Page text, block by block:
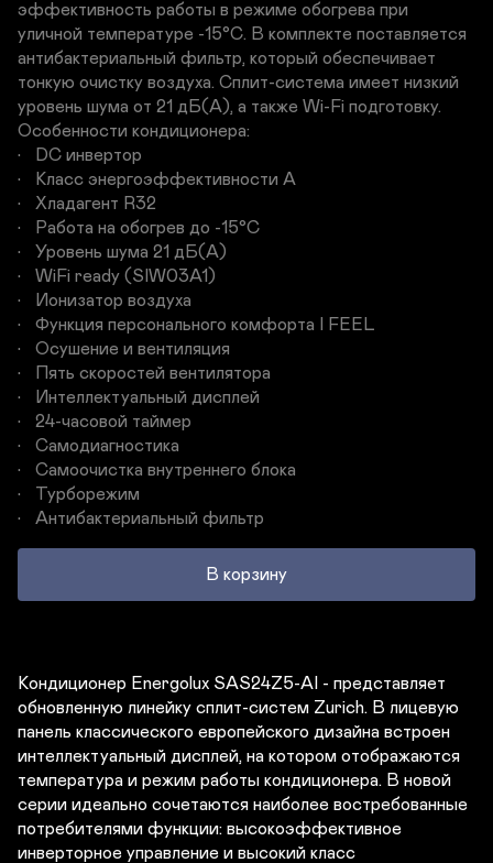
эффективность работы в режиме обогрева при
уличной температуре -15°С. В комплекте поставляется
антибактериальный фильтр, который обеспечивает
тонкую очистку воздуха. Сплит-система имеет низкий
уровень шума от 21 дБ(А), а также Wi-Fi подготовку.
Особенности кондиционера:
•	DC инвертор
•	Класс энергоэффективности A
•	Хладагент R32
•	Работа на обогрев до -15°C
•	Уровень шума 21 дБ(А)
•	WiFi ready (SIW03A1)
•	Ионизатор воздуха
•	Функция персонального комфорта I FEEL
•	Осушение и вентиляция
•	Пять скоростей вентилятора
•	Интеллектуальный дисплей
•	24-часовой таймер
•	Самодиагностика
•	Самоочистка внутреннего блока
•	Турборежим
•	Антибактериальный фильтр
В корзину
Кондиционер Energolux SAS24Z5-AI - представляет
обновленную линейку сплит-систем Zurich. В лицевую
панель классического европейского дизайна встроен
интеллектуальный дисплей, на котором отображаются
температура и режим работы кондиционера. В новой
серии идеально сочетаются наиболее востребованные
потребителями функции: высокоэффективное
инверторное управление и высокий класс